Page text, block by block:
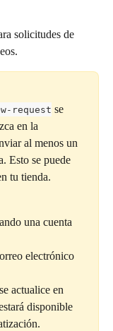
solicitudes de
request se
en la
al menos un
Esto se puede
tu tienda.
una cuenta
electrónico
actualice en
disponible